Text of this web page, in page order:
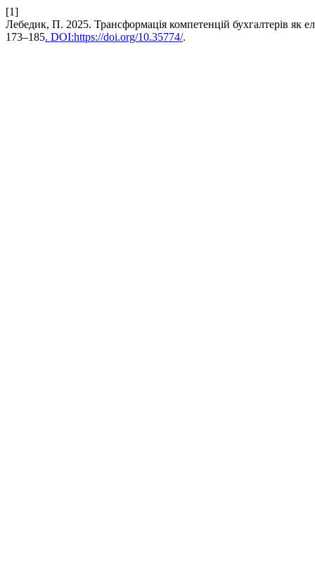
[1]
Лебедик, П. 2025. Трансформація компетенцій бухгалтерів як
173–185. DOI:https://doi.org/10.35774/.